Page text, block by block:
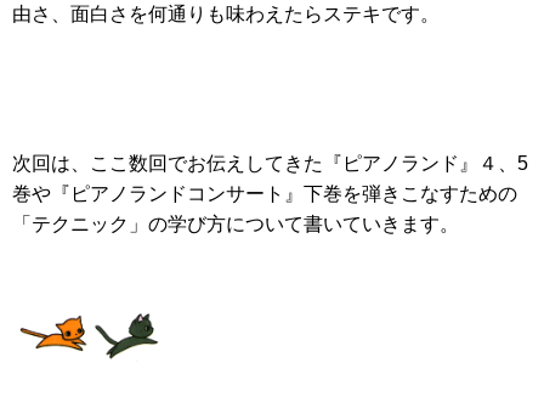
由さ、面白さを何通りも味わえたらステキです。
次回は、ここ数回でお伝えしてきた『ピアノランド』４、5
巻や『ピアノランドコンサート』下巻を弾きこなすための
「テクニック」の学び方について書いていきます。